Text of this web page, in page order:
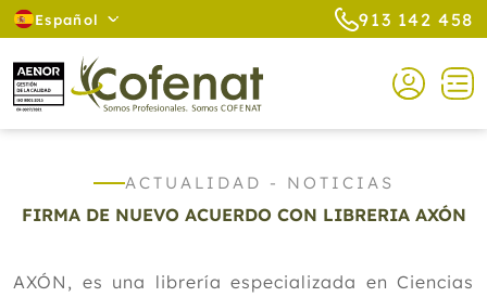
Español 913 142 458
ACTUALIDAD - NOTICIAS
FIRMA DE NUEVO ACUERDO CON LIBRERIA AXÓN
AXÓN, es una librería especializada en Ciencias